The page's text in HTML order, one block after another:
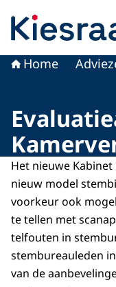
Home
Het nieuwe
nieuw model
voorkeur ook
te tellen met
telfouten in
stembureauleden
van de